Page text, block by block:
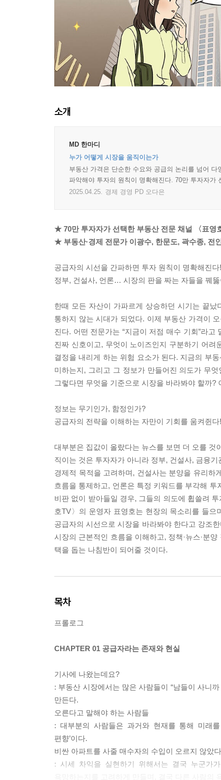
소개
MD 한마디
누가 어떻게 시장을 움직이는가
부동산 가격은 단순한 수요와 공급의 논리를 넘어
파악해야 투자의 원칙이 명확해진다. 70만 투자자
2025.04.25. 경제 경영 PD 오다은
★ 70만 투자자가 선택한 부동산 전문 채널 〈표영
★ 부동산·경제 전문가 이광수, 한문도, 곽수종, 전
공급자의 시선을 간파하면 투자 원칙이 명확해진다!
정부, 건설사, 언론… 시장의 판을 짜는 자들을 꿰
한때 모든 자산이 가파르게 상승하던 시기는 끝났
통하지 않는 시대가 되었다. 이제 부동산 가격이
진다. 어떤 전문가는 “지금이 저점 매수 기회”라
진짜 신호이고, 무엇이 노이즈인지 구분하기 어
결정을 내리게 하는 위험 요소가 된다. 지금의 부
미하는지, 그리고 그 정보가 만들어진 의도가 무
그렇다면 무엇을 기준으로 시장을 바라봐야 할까?
정보는 무기인가, 함정인가?
공급자의 전략을 이해하는 자만이 기회를 움켜쥔다!
대부분은 집값이 올랐다는 뉴스를 보면 더 오를
직이는 것은 투자자가 아니라 정부, 건설사, 금융
경제적 목적을 고려하며, 건설사는 분양을 유리
흐름을 통제하고, 언론은 특정 키워드를 부각해
비판 없이 받아들일 경우, 그들의 의도에 휩쓸려
호TV〉의 운영자 표영호는 현장의 목소리를 들
공급자의 시선으로 시장을 바라봐야 한다고 강조
시장의 근본적인 흐름을 이해하고, 정책·뉴스·분
택을 돕는 나침반이 되어줄 것이다.
목차
프롤로그
CHAPTER 01 공급자라는 존재와 현실
기사에 나왔는데요?
: 부동산 시장에서는 많은 사람들이 “남들이 사니
만든다.
오른다고 말해야 하는 사람들
: 대부분의 사람들은 과거와 현재를 통해 미래
편향’이다.
비싼 아파트를 사줄 매수자의 수입이 오르지 않았다
: 시세 차익을 실현하기 위해서는 결국 누군가